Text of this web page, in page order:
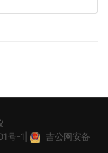
号-1
吉公网安备